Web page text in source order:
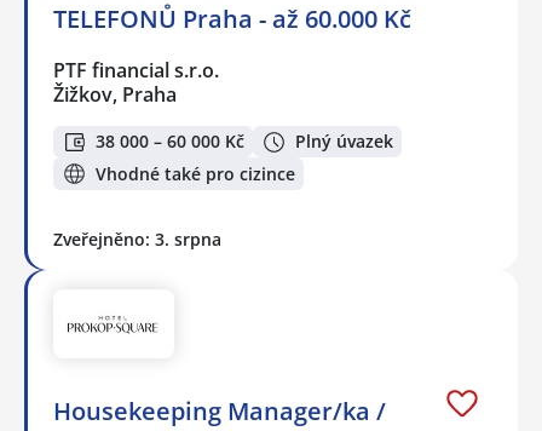
TELEFONŮ Praha - až 60.000 Kč
PTF financial s.r.o.
Žižkov, Praha
38 000 – 60 000 Kč
Plný úvazek
Vhodné také pro cizince
Zveřejněno: 3. srpna
Housekeeping Manager/ka /